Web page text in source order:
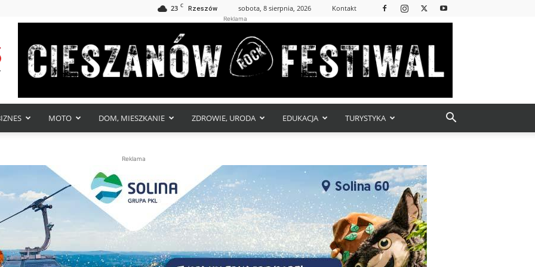
23 C Rzeszów sobota, 8 sierpnia, 2026 Kontakt
Reklama
MOTO DOM, MIESZKANIE ZDROWIE, URODA EDUKACJA TURYSTYKA
Reklama